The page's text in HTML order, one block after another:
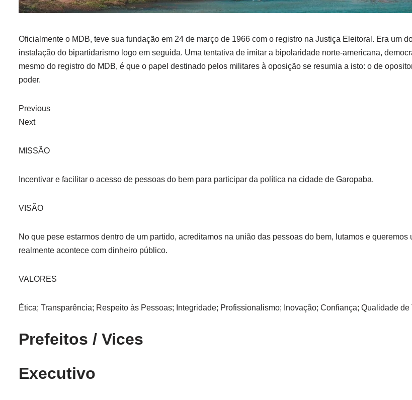
Oficialmente o MDB, teve sua fundação em 24 de março de 1966 com o registro na Justiça Eleitoral. Era um
instalação do bipartidarismo logo em seguida. Uma tentativa de imitar a bipolaridade norte-americana,
mesmo do registro do MDB, é que o papel destinado pelos militares à oposição se resumia a isto: o de
poder.
Previous
Next
MISSÃO
Incentivar e facilitar o acesso de pessoas do bem para participar da política na cidade de Garopaba.
VISÃO
No que pese estarmos dentro de um partido, acreditamos na união das pessoas do bem, lutamos e
realmente acontece com dinheiro público.
VALORES
Ética; Transparência; Respeito às Pessoas; Integridade; Profissionalismo; Inovação; Confiança; Qualidade
Prefeitos / Vices
Executivo